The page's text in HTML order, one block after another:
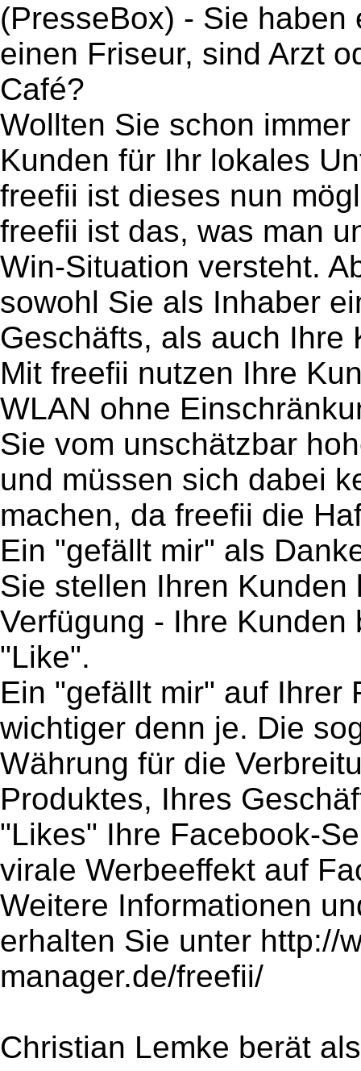
(PresseBox) - Sie
einen Friseur, sind Arzt
Café?
Wollten Sie schon
Kunden für Ihr lokales
freefii ist dieses nun
freefii ist das, was man
Win-Situation versteht.
sowohl Sie als Inhaber
Geschäfts, als auch Ihre
Mit freefii nutzen Ihre
WLAN ohne
Sie vom unschätzbar
und müssen sich dabei
machen, da freefii die
Ein "gefällt mir" als
Sie stellen Ihren
Verfügung - Ihre
"Like".
Ein "gefällt mir" auf Ihrer
wichtiger denn je. Die
Währung für die
Produktes, Ihres
"Likes" Ihre Facebook-
virale Werbeeffekt auf
Weitere Informationen
erhalten Sie unter http://
manager.de/freefii/
Christian Lemke berät